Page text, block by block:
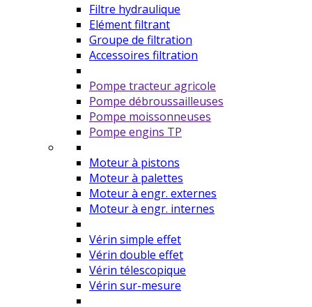
Filtre hydraulique
Elément filtrant
Groupe de filtration
Accessoires filtration
Pompe tracteur agricole
Pompe débroussailleuses
Pompe moissonneuses
Pompe engins TP
Moteur à pistons
Moteur à palettes
Moteur à engr. externes
Moteur à engr. internes
Vérin simple effet
Vérin double effet
Vérin télescopique
Vérin sur-mesure